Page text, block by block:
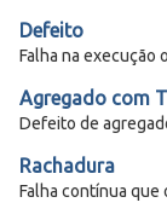
Defeito
Falha na execução
Agregado com
Defeito de
Rachadura
Falha contínua que